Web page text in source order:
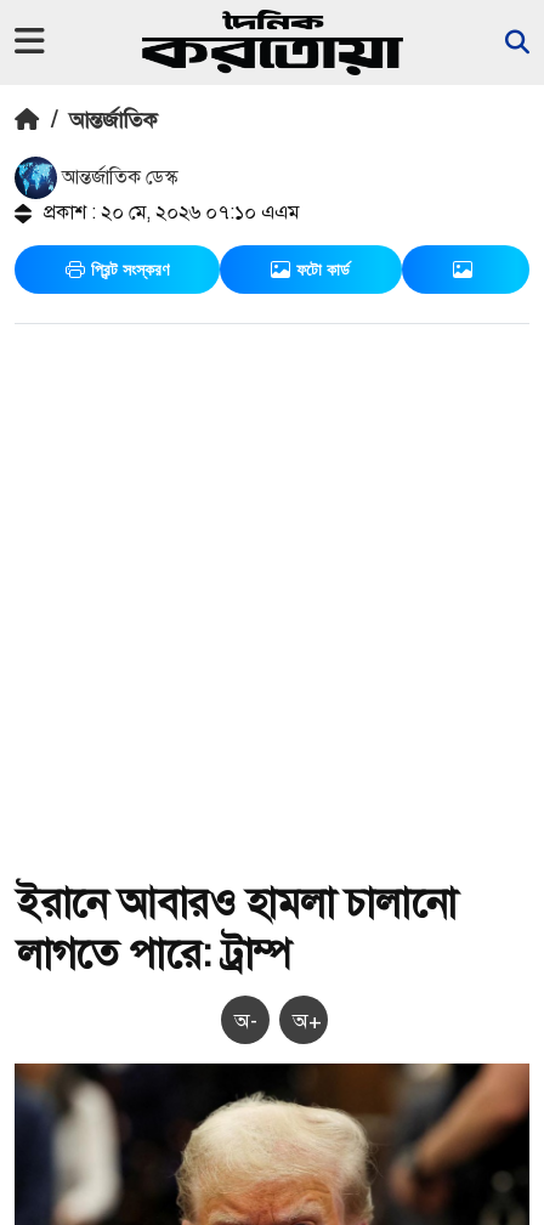
/ আন্তর্জাতিক
আন্তর্জাতিক ডেস্ক
প্রকাশ : ২০ মে, ২০২৬ ০৭:১০ এএম
প্রিন্ট সংস্করণ ফটো কার্ড
ইরানে আবারও হামলা চালানো
লাগতে পারে: ট্রাম্প
অ- অ+